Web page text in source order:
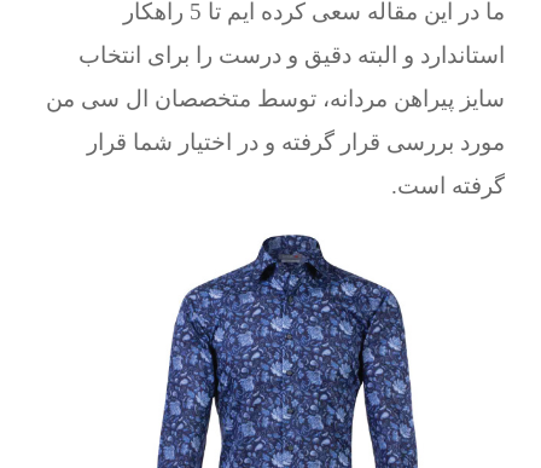
ما در این مقاله سعی کرده ایم تا 5 راهکار
استاندارد و البته دقیق و درست را برای انتخاب
سایز پیراهن مردانه، توسط متخصصان ال سی من
مورد بررسی قرار گرفته و در اختیار شما قرار
گرفته است.